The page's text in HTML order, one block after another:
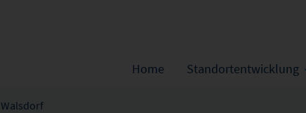
Home Standortentwicklung
Walsdorf